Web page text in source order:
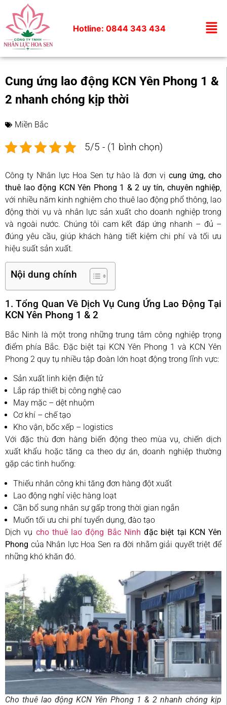
Hotline: 0844 343 434
Cung ứng lao động KCN Yên Phong 1 &
2 nhanh chóng kịp thời
Miền Bắc
5/5 - (1 bình chọn)
Công ty Nhân lực Hoa Sen tự hào là đơn vị cung ứng, cho
thuê lao động KCN Yên Phong 1 & 2 uy tín, chuyên nghiệp
với nhiều năm kinh nghiệm cho thuê lao động phổ thông, lao
động thời vụ và nhân lực sản xuất cho doanh nghiệp trong
và ngoài nước. Chúng tôi cam kết đáp ứng nhanh – đủ –
đúng yêu cầu, giúp khách hàng tiết kiệm chi phí và tối ưu
hiệu suất sản xuất.
Nội dung chính
1. Tổng Quan Về Dịch Vụ Cung Ứng Lao Động Tại
KCN Yên Phong 1 & 2
Bắc Ninh là một trong những trung tâm công nghiệp trọng
điểm phía Bắc. Đặc biệt tại KCN Yên Phong 1 và KCN Yên
Phong 2 quy tụ nhiều tập đoàn lớn hoạt động trong lĩnh vực:
Sản xuất linh kiện điện tử
Lắp ráp thiết bị công nghệ cao
May mặc – dệt nhuộm
Cơ khí – chế tạo
Kho vận, bốc xếp – logistics
Với đặc thù đơn hàng biến động theo mùa vụ, chiến dịch
xuất khẩu hoặc tăng ca theo dự án, doanh nghiệp thường
gặp các tình huống:
Thiếu nhân công khi tăng đơn hàng đột xuất
Lao động nghỉ việc hàng loạt
Cần bổ sung nhân sự gấp trong thời gian ngắn
Muốn tối ưu chi phí tuyển dụng, đào tạo
Dịch vụ cho thuê lao động Bắc Ninh đặc biệt tại KCN Yên
Phong của Nhân lực Hoa Sen ra đời nhằm giải quyết triệt để
những khó khăn đó.
Cho thuê lao động KCN Yên Phong 1 & 2 nhanh chóng kịp